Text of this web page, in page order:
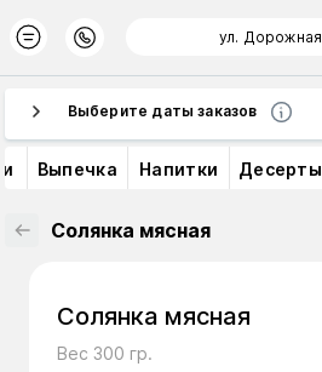
ул. Дорожная
Выберите даты заказов
Выпечка Напитки Десерты
Солянка мясная
Солянка мясная
Вес 300 гр.